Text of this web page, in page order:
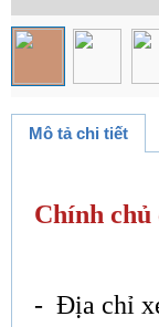
Mô tả chi tiết
Chính chủ
- Địa chỉ